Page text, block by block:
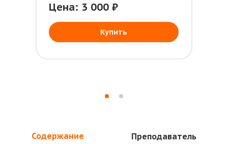
Цена: 3 000 ₽
Купить
Содержание Преподаватель